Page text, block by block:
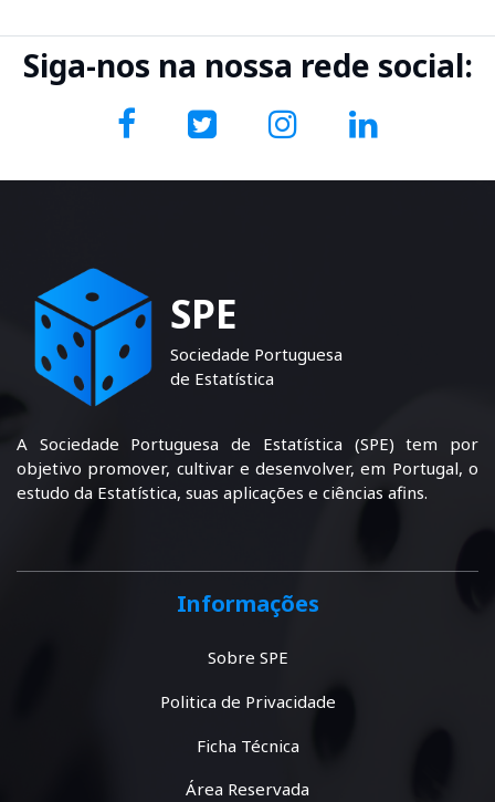
Siga-nos na nossa rede social:
SPE
Sociedade Portuguesa
de Estatística
A Sociedade Portuguesa de Estatística (SPE) tem por
objetivo promover, cultivar e desenvolver, em Portugal, o
estudo da Estatística, suas aplicações e ciências afins.
Informações
Sobre SPE
Politica de Privacidade
Ficha Técnica
Área Reservada